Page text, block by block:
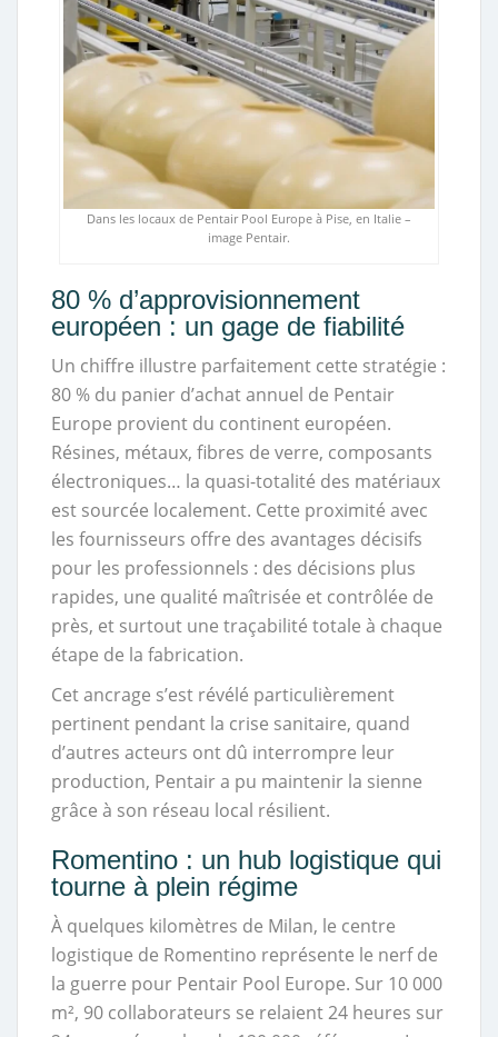
Dans les locaux de Pentair Pool Europe à Pise, en Italie –
image Pentair.
80 % d’approvisionnement
européen : un gage de fiabilité
Un chiffre illustre parfaitement cette stratégie :
80 % du panier d’achat annuel de Pentair
Europe provient du continent européen.
Résines, métaux, fibres de verre, composants
électroniques… la quasi-totalité des matériaux
est sourcée localement. Cette proximité avec
les fournisseurs offre des avantages décisifs
pour les professionnels : des décisions plus
rapides, une qualité maîtrisée et contrôlée de
près, et surtout une traçabilité totale à chaque
étape de la fabrication.
Cet ancrage s’est révélé particulièrement
pertinent pendant la crise sanitaire, quand
d’autres acteurs ont dû interrompre leur
production, Pentair a pu maintenir la sienne
grâce à son réseau local résilient.
Romentino : un hub logistique qui
tourne à plein régime
À quelques kilomètres de Milan, le centre
logistique de Romentino représente le nerf de
la guerre pour Pentair Pool Europe. Sur 10 000
m², 90 collaborateurs se relaient 24 heures sur